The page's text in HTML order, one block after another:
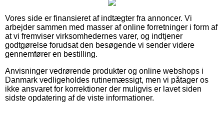
Vores side er finansieret af indtægter fra annoncer. Vi
arbejder sammen med masser af online forretninger i form af
at vi fremviser virksomhedernes varer, og indtjener
godtgørelse forudsat den besøgende vi sender videre
gennemfører en bestilling.
Anvisninger vedrørende produkter og online webshops i
Danmark vedligeholdes rutinemæssigt, men vi påtager os
ikke ansvaret for korrektioner der muligvis er lavet siden
sidste opdatering af de viste informationer.